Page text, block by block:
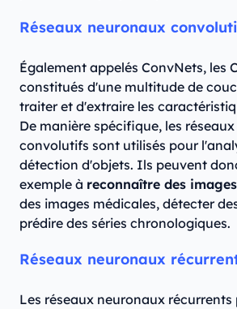
Réseaux neuronaux
Également appelés ConvNets, les
constitués d'une multitude de
traiter et d'extraire les
De manière spécifique, les
convolutifs sont utilisés pour
détection d'objets. Ils peuvent
exemple à reconnaître des
des images médicales, détecter
prédire des séries chronologiques.
Réseaux neuronaux
Les réseaux neuronaux récurrents